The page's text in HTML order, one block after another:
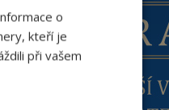
o
kteří je
při vašem